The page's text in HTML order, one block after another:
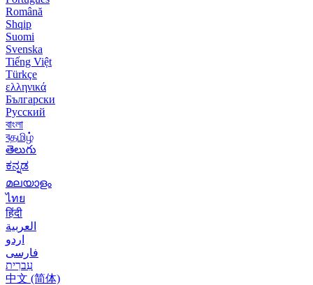
Română
Shqip
Suomi
Svenska
Tiếng Việt
Türkçe
ελληνικά
Български
Русский
বাংলা
বதமிழ்
తెలుగు
ಕನ್ನಡ
മലയാളം
ไทย
हिंदी
العربية
اردو
فارسی
עִברִית
中文 (简体)